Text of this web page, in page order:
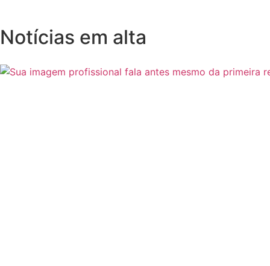
Notícias em alta